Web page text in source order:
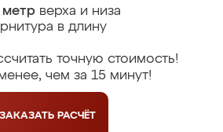
метрверха и низа
в длину
точную стоимость!
чем за 15 минут!
ЗАКАЗАТЬ РАСЧЁТ